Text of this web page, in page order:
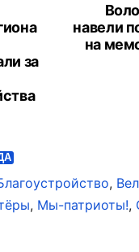
навели
на
за
,
, Мы-патриоты!,